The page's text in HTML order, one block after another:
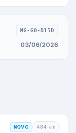
MG-GO-D15D
03/06/2026
NOVO 484 km